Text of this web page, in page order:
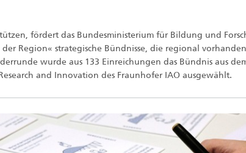
fördert das Bundesministerium für Bildung und
Region« strategische Bündnisse, die regional
wurde aus 133 Einreichungen das Bündnis aus
and Innovation des Fraunhofer IAO ausgewählt.